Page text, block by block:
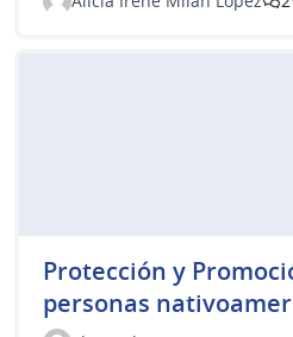
Protección y
personas